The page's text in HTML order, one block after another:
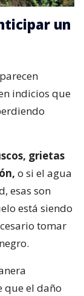
un
indicios que
grietas
o si el agua
esas son
está siendo
tomar
que el daño